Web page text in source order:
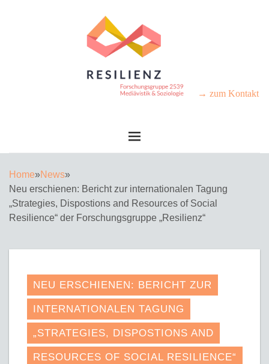
→ zum Kontakt
Home»News»
Neu erschienen: Bericht zur internationalen Tagung
„Strategies, Dispostions and Resources of Social
Resilience“ der Forschungsgruppe „Resilienz“
NEU ERSCHIENEN: BERICHT ZUR
INTERNATIONALEN TAGUNG
„STRATEGIES, DISPOSTIONS AND
RESOURCES OF SOCIAL RESILIENCE“